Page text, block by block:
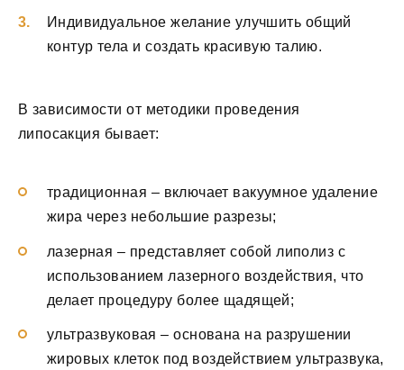
Индивидуальное желание улучшить общий
контур тела и создать красивую талию.
В зависимости от методики проведения
липосакция бывает:
традиционная – включает вакуумное удаление
жира через небольшие разрезы;
лазерная – представляет собой липолиз с
использованием лазерного воздействия, что
делает процедуру более щадящей;
ультразвуковая – основана на разрушении
жировых клеток под воздействием ультразвука,